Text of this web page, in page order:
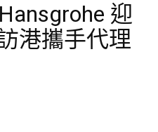
迎
港攜手代理